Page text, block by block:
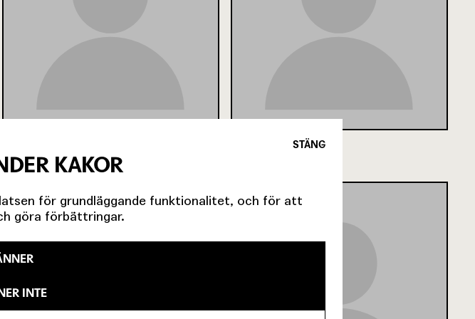
PER HJERNSTÄNG
KAKOR
för grundläggande funktionalitet, och för att
göra förbättringar.
INTE